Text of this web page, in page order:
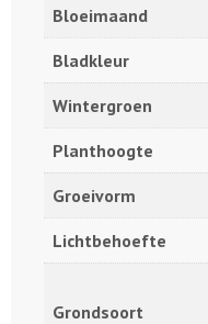
Bloeimaand
Bladkleur
Wintergroen
Planthoogte
Groeivorm
Lichtbehoefte
Grondsoort